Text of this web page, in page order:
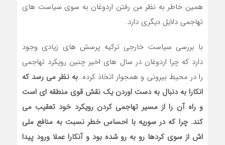
همین خاطر به نظر من رفتن اردوغان به سوی سیاست های
تهاجمی دلایل دیگری دارد.
با بررسی سیاست خارجی ترکیه پرسش های زیادی وجود
دارد که چرا اردوغان در سال های اخیر چنین رویکرد تهاجمی
را در محیط بیرونی و همجوار اتخاذ کرده.به نظر می رسد که
انکارا به دنبال به دست اوردن یک نقش قوی منطقه ای است
و راه آن را از مسیر تهاجمی کردن رویکرد خود تعقیب می
کند. چرا که در سوریه با احساس خطر نسبت به منافع ملی
اش از سوی کردها رو به رو شده بود و آنکارا عملا ورود پیدا